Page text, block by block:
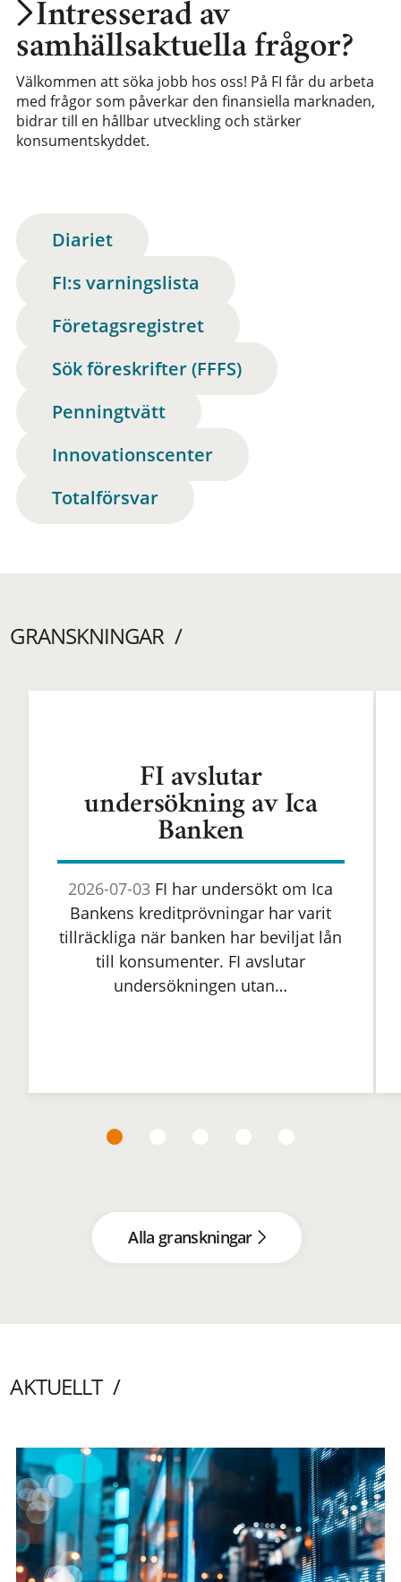
Intresserad av
samhällsaktuella frågor?
Välkommen att söka jobb hos oss! På FI får du arbeta
med frågor som påverkar den finansiella marknaden,
bidrar till en hållbar utveckling och stärker
konsumentskyddet.
Diariet
FI:s varningslista
Företagsregistret
Sök föreskrifter (FFFS)
Penningtvätt
Innovationscenter
Totalförsvar
GRANSKNINGAR
FI avslutar
undersökning av Ica
Banken
2026-07-03 FI har undersökt om Ica
Bankens kreditprövningar har varit
tillräckliga när banken har beviljat lån
till konsumenter. FI avslutar
undersökningen utan…
Alla granskningar
AKTUELLT